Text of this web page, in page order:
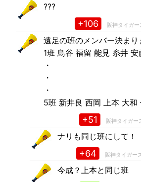
???
+106 阪神タイガー
遠足の班のメンバー決まり
1班 鳥谷 福留 能見 糸井
・
・
・
5班 新井良 西岡 上本 大和
+51 阪神タイガー
ナリも同じ班にして！
+64 阪神タイガー
今成？上本と同じ班